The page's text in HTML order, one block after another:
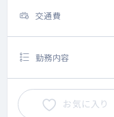
交通費
勤務内容
お気に入り